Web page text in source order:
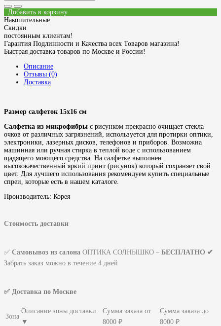
Добавить в корзину
Накопительные
Скидки
постоянным клиентам!
Гарантия Подлинности и Качества всех Товаров магазина!
Быстрая доставка товаров по Москве и России!
Описание
Отзывы (0)
Доставка
Размер салфеток 15x16 см
Салфетка из микрофибры с рисунком прекрасно очищает стекла
очков от различных загрязнений, используется для протирки оптики,
электроники, лазерных дисков, телефонов и приборов. Возможна
машинная или ручная стирка в теплой воде с использованием
щадящего моющего средства. На салфетке выполнен
высококачественный яркий принт (рисунок) который сохраняет свой
цвет. Для лучшего использования рекомендуем купить специальные
спреи, которые есть в нашем каталоге.
Производитель: Корея
Стоимость доставки
✅ Самовывоз из салона ОПТИКА СОЛНЫШКО – БЕСПЛАТНО ✔
Забрать заказ можно в течение 4 дней
✅ Доставка по Москве
Зона
Описание зоны доставки
▼
Сумма заказа от
8000 ₽
Сумма заказа до
8000 ₽